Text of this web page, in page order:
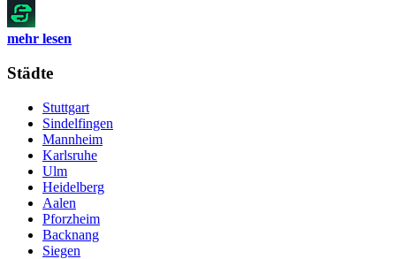
mehr lesen
Städte
Stuttgart
Sindelfingen
Mannheim
Karlsruhe
Ulm
Heidelberg
Aalen
Pforzheim
Backnang
Siegen